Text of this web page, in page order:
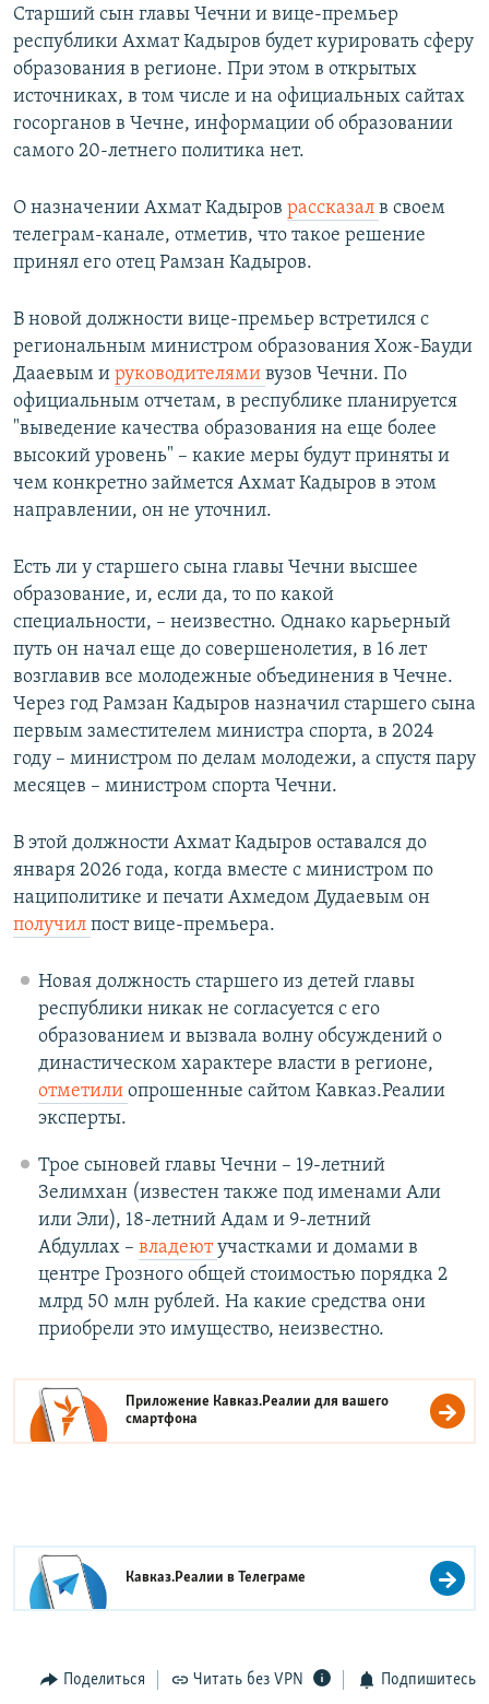
Все сайты РСЕ/РС
Старший сын главы Чечни и вице-премьер
республики Ахмат Кадыров будет курировать сферу
образования в регионе. При этом в открытых
источниках, в том числе и на официальных сайтах
госорганов в Чечне, информации об образовании
самого 20-летнего политика нет.
О назначении Ахмат Кадыров рассказал в своем
телеграм-канале, отметив, что такое решение
принял его отец Рамзан Кадыров.
В новой должности вице-премьер встретился с
региональным министром образования Хож-Бауди
Дааевым и руководителями вузов Чечни. По
официальным отчетам, в республике планируется
"выведение качества образования на еще более
высокий уровень" – какие меры будут приняты и
чем конкретно займется Ахмат Кадыров в этом
направлении, он не уточнил.
Есть ли у старшего сына главы Чечни высшее
образование, и, если да, то по какой
специальности, – неизвестно. Однако карьерный
путь он начал еще до совершенолетия, в 16 лет
возглавив все молодежные объединения в Чечне.
Через год Рамзан Кадыров назначил старшего сына
первым заместителем министра спорта, в 2024
году – министром по делам молодежи, а спустя пару
месяцев – министром спорта Чечни.
В этой должности Ахмат Кадыров оставался до
января 2026 года, когда вместе с министром по
нациполитике и печати Ахмедом Дудаевым он
получил пост вице-премьера.
Новая должность старшего из детей главы
республики никак не согласуется с его
образованием и вызвала волну обсуждений о
династическом характере власти в регионе,
отметили опрошенные сайтом Кавказ.Реалии
эксперты.
Трое сыновей главы Чечни – 19-летний
Зелимхан (известен также под именами Али
или Эли), 18-летний Адам и 9-летний
Абдуллах – владеютучастками и домами в
центре Грозного общей стоимостью порядка 2
млрд 50 млн рублей. На какие средства они
приобрели это имущество, неизвестно.
Приложение Кавказ.Реалии для вашего
смартфона
Кавказ.Реалии вТелеграме
Поделиться Читать без VPN Подпишитесь